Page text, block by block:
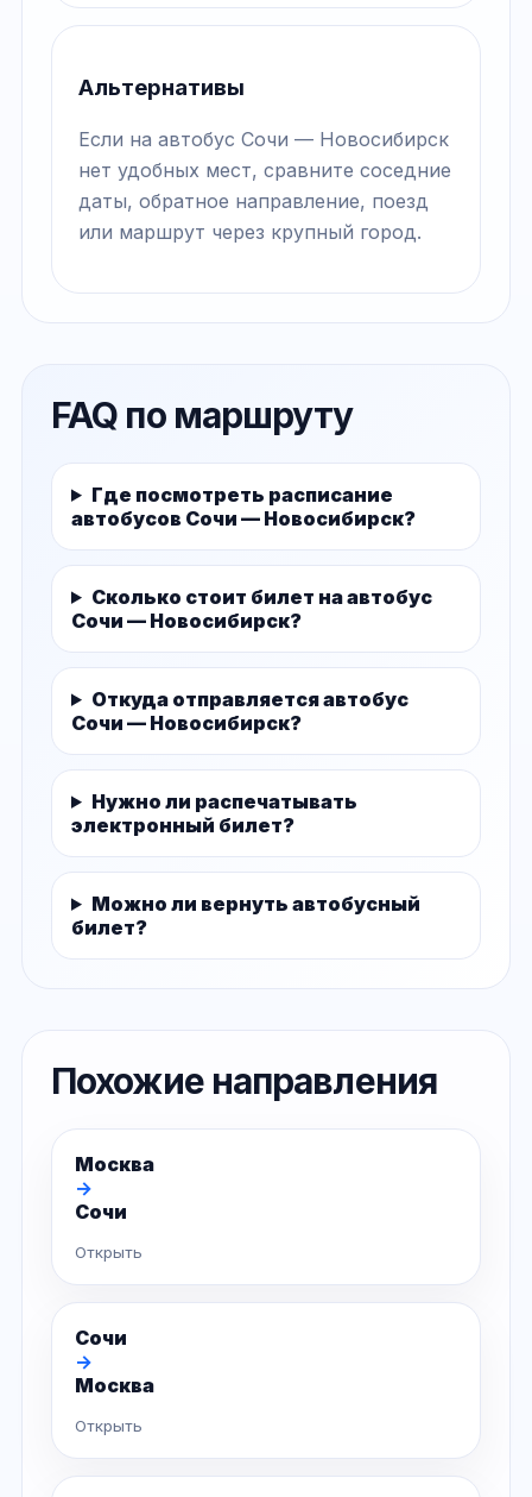
Альтернативы
Если на автобус Сочи — Новосибирск
нет удобных мест, сравните соседние
даты, обратное направление, поезд
или маршрут через крупный город.
FAQ по маршруту
Где посмотреть расписание
автобусов Сочи — Новосибирск?
Сколько стоит билет на автобус
Сочи — Новосибирск?
Откуда отправляется автобус
Сочи — Новосибирск?
Нужно ли распечатывать
электронный билет?
Можно ли вернуть автобусный
билет?
Похожие направления
Москва
→
Сочи
Открыть
Сочи
→
Москва
Открыть